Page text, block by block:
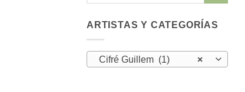
ARTISTAS Y CATEGORÍAS
×
Cifré Guillem (1)